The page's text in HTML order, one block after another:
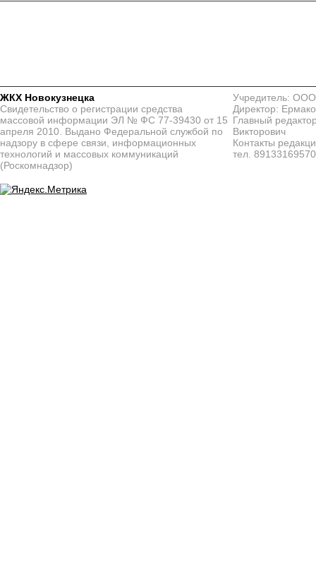
ЖКХ Новокузнецка
Свидетельство о регистрации средства
массовой информации ЭЛ № ФС 77-39430 от 15
апреля 2010. Выдано Федеральной службой по
надзору в сфере связи, информационных
технологий и массовых коммуникаций
(Роскомнадзор)
Учредитель:
Директор:
Главный
Викторович
Контакты
тел. 89133169570